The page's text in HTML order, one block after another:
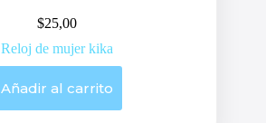
$25,00
Reloj de mujer kika
Añadir al carrito